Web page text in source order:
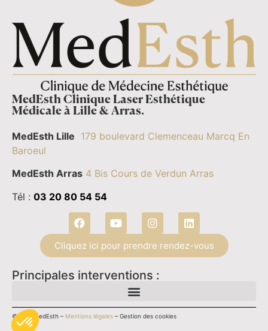
MedEsth Clinique Laser Esthétique
Médicale à Lille & Arras.
MedEsth Lille 179 boulevard Clemenceau Marcq En
Baroeul
MedEsth Arras 4 Bis Cours de Verdun Arras
Tél : 03 20 80 54 54
Cliquez ici pour prendre rendez-vous
Principales interventions :
©2026 MedEsth – Mentions légales – Gestion des cookies